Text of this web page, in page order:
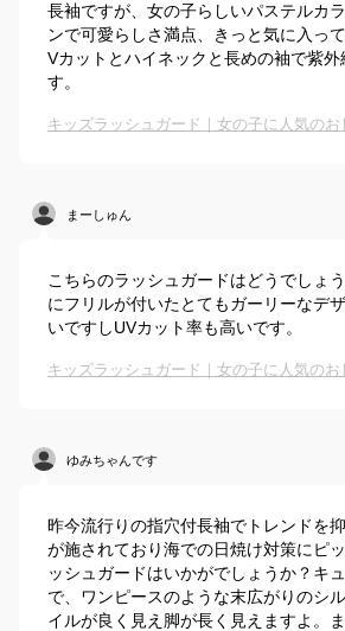
長袖ですが、女の子らしいパステルカ
ンで可愛らしさ満点、きっと気に入っ
Vカットとハイネックと長めの袖で紫
す。
まーしゅん
こちらのラッシュガードはどうでしょ
にフリルが付いたとてもガーリーなデ
いですしUVカット率も高いです。
ゆみちゃんです
昨今流行りの指穴付長袖でトレンドを
が施されており海での日焼け対策にピ
ッシュガードはいかがでしょうか？キ
で、ワンピースのような末広がりのシ
イルが良く見え脚が長く見えますよ。